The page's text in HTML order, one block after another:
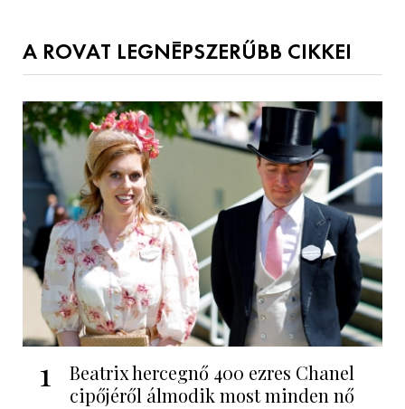
A ROVAT LEGNÉPSZERŰBB CIKKEI
1
Beatrix hercegnő 400 ezres Chanel
cipőjéről álmodik most minden nő